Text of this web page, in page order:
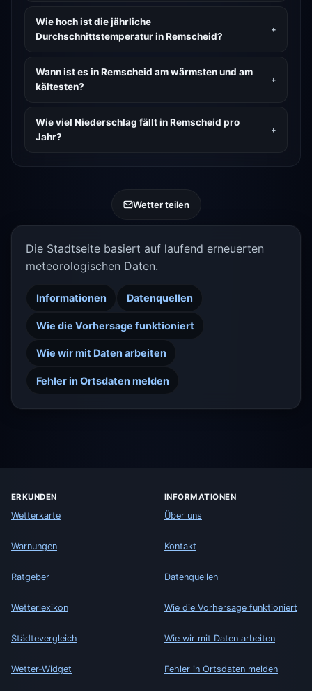
Wie hoch ist die jährliche
Durchschnittstemperatur in Remscheid?
Wann ist es in Remscheid am wärmsten und am
kältesten?
Wie viel Niederschlag fällt in Remscheid pro
Jahr?
Wetter teilen
Die Stadtseite basiert auf laufend erneuerten
meteorologischen Daten.
Informationen Datenquellen
Wie die Vorhersage funktioniert
Wie wir mit Daten arbeiten
Fehler in Ortsdaten melden
ERKUNDEN
Wetterkarte
Warnungen
Ratgeber
Wetterlexikon
Städtevergleich
Wetter-Widget
INFORMATIONEN
Über uns
Kontakt
Datenquellen
Wie die Vorhersage funktioniert
Wie wir mit Daten arbeiten
Fehler in Ortsdaten melden